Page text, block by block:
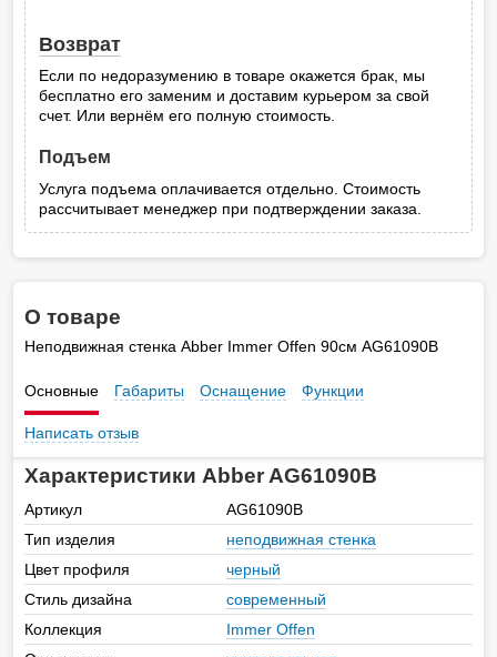
Возврат
Если по недоразумению в товаре окажется брак, мы
бесплатно его заменим и доставим курьером за свой
счет. Или вернём его полную стоимость.
Подъем
Услуга подъема оплачивается отдельно. Стоимость
рассчитывает менеджер при подтверждении заказа.
О товаре
Неподвижная стенка Abber Immer Offen 90см AG61090B
Основные Габариты Оснащение Функции
Написать отзыв
Характеристики Abber AG61090B
Артикул
AG61090B
Тип изделия
неподвижная стенка
Цвет профиля
черный
Стиль дизайна
современный
Коллекция
Immer Offen